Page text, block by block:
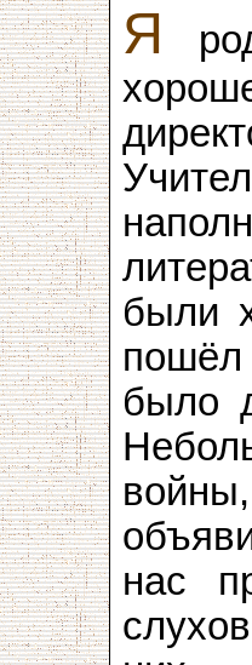
Я
были
пошёл
было
нас